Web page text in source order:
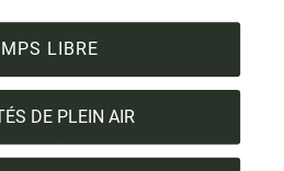
LIBRE
DE PLEIN AIR